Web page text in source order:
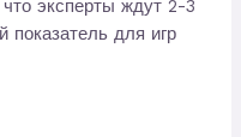
эксперты ждут 2-3
показатель для игр